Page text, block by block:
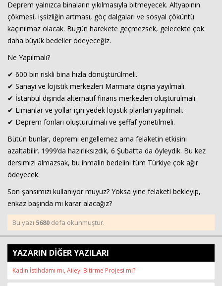
Deprem yalnızca binaların yıkılmasıyla bitmeyecek. Altyapının
çökmesi, işsizliğin artması, göç dalgaları ve sosyal çöküntü
kaçınılmaz olacak. Bugün harekete geçmezsek, gelecekte çok
daha büyük bedeller ödeyeceğiz.
Ne Yapılmalı?
✔ 600 bin riskli bina hızla dönüştürülmeli.
✔ Sanayi ve lojistik merkezleri Marmara dışına yayılmalı.
✔ İstanbul dışında alternatif finans merkezleri oluşturulmalı.
✔ Limanlar ve yollar için yedek lojistik planları yapılmalı.
✔ Deprem fonları oluşturulmalı ve şeffaf yönetilmeli.
Bütün bunlar, depremi engellemez ama felaketin etkisini
azaltabilir. 1999’da hazırlıksızdık, 6 Şubat’ta da öyleydik. Bu kez
dersimizi almazsak, bu ihmalin bedelini tüm Türkiye çok ağır
ödeyecek.
Son şansımızı kullanıyor muyuz? Yoksa yine felaketi bekleyip,
enkaz başında mı karar alacağız?
Bu yazı 5680 defa okunmuştur.
YAZARIN DİĞER YAZILARI
Kadın İstihdamı mı, Aileyi Bitirme Projesi mi?